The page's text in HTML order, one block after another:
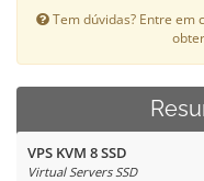
Tem dúvidas? Entre em
VPS KVM 8 SSD
Virtual Servers SSD